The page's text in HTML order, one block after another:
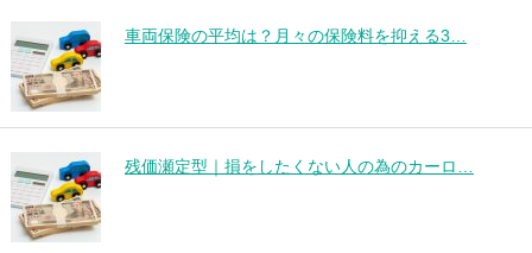
車両保険の平均は？月々の保険料を抑える3…
残価瀬定型｜損をしたくない人の為のカーロ…